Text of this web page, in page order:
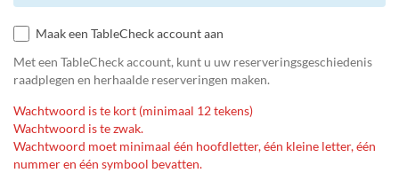
Maak een TableCheck account aan
Met een TableCheck account, kunt u uw reserveringsgeschiedenis
raadplegen en herhaalde reserveringen maken.
Wachtwoord is te kort (minimaal 12 tekens)
Wachtwoord is te zwak.
Wachtwoord moet minimaal één hoofdletter, één kleine letter, één
nummer en één symbool bevatten.